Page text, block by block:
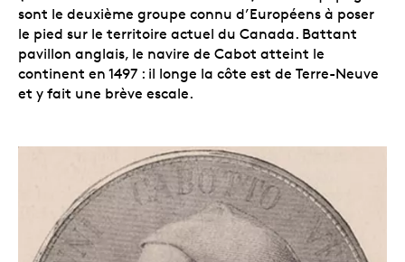
sont le deuxième groupe connu d’Européens à poser
le pied sur le territoire actuel du Canada. Battant
pavillon anglais, le navire de Cabot atteint le
continent en 1497 : il longe la côte est de Terre-Neuve
et y fait une brève escale.